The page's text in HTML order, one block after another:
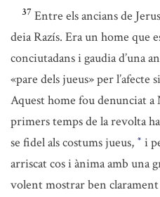
37 Entre els ancians de
deia Razís. Era un home que
conciutadans i gaudia d’una
«pare dels jueus» per l’afecte
Aquest home fou denunciat a
primers temps de la revolta
se fidel als costums jueus, * i
arriscat cos i ànima amb una
volent mostrar ben